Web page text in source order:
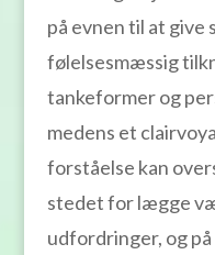
på evnen til at give
følelsesmæssig
tankeformer og
medens et
forståelse kan
stedet for lægge
udfordringer, og